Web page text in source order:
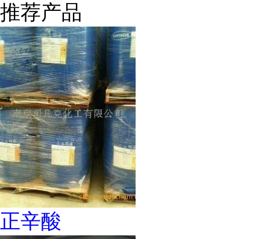
推荐产品
正辛酸